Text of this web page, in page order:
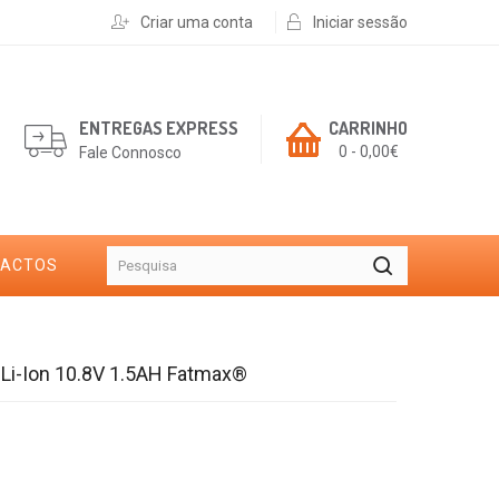
Criar uma conta Iniciar sessão
CARRINHO
0 - 0,00€
ENTREGAS EXPRESS
Fale Connosco
Ion 10.8V 1.5AH Fatmax®